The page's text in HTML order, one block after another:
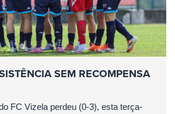
SEM RECOMPENSA
FC Vizela perdeu (0-3), esta terça-